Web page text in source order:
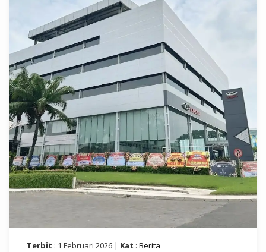
Terbit : 1 Februari 2026 | Kat : Berita